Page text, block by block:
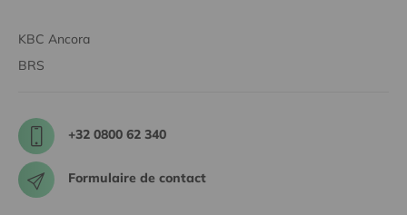
KBC Ancora
BRS
+32 0800 62 340
Formulaire de contact